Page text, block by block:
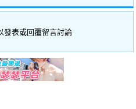
發表或回覆留言討論